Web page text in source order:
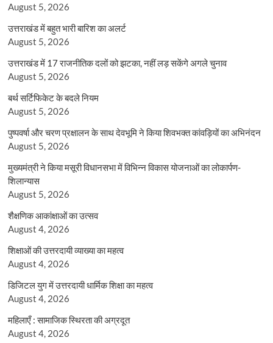
August 5, 2026
उत्तराखंड में बहुत भारी बारिश का अलर्ट
August 5, 2026
उत्तराखंड में 17 राजनीतिक दलों को झटका, नहीं लड़ सकेंगे अगले चुनाव
August 5, 2026
बर्थ सर्टिफिकेट के बदले नियम
August 5, 2026
पुष्पवर्षा और चरण प्रक्षालन के साथ देवभूमि ने किया शिवभक्त कांवड़ियों का अभिनंदन
August 5, 2026
मुख्यमंत्री ने किया मसूरी विधानसभा में विभिन्न विकास योजनाओं का लोकार्पण-
शिलान्यास
August 5, 2026
शैक्षणिक आकांक्षाओं का उत्सव
August 4, 2026
शिक्षाओं की उत्तरदायी व्याख्या का महत्व
August 4, 2026
डिजिटल युग में उत्तरदायी धार्मिक शिक्षा का महत्व
August 4, 2026
महिलाएँ : सामाजिक स्थिरता की अग्रदूत
August 4, 2026